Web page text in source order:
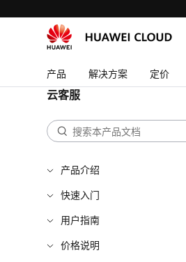
产品 解决方案 定价
云客服
产品介绍
快速入门
用户指南
价格说明